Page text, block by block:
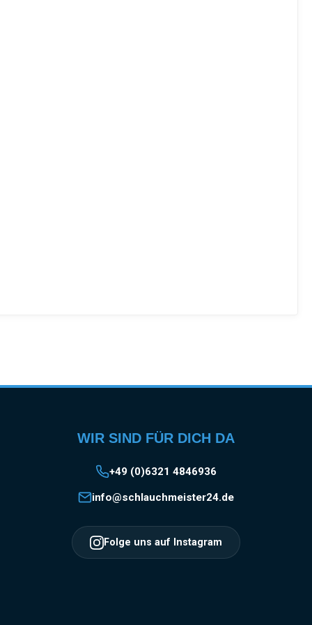
WIR SIND FÜR DICH DA
+49 (0)6321 4846936
info@schlauchmeister24.de
Folge uns auf Instagram